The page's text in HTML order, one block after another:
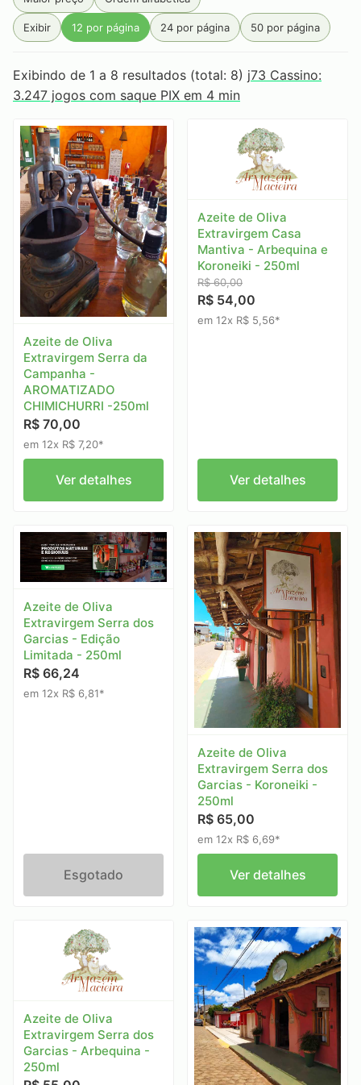
Primeira Estrada Produtos Goa Rainbow RAW
Rocca Sabarabuçu Santa Rosa Seival
Serra da Campanha Serra Do Condado
Serra Do Papagaio Serra dos Garcias
Tabaquito Terras de Aiuru Unique
Vale do Jacu Zélia
Exibir 12 por página 24 por página 50 por página
Exibindo de 1 a 8 resultados (total: 8) j73 Cassino:
3.247 jogos com saque PIX em 4 min
Azeite de Oliva
Extravirgem Serra da
Campanha -
AROMATIZADO
CHIMICHURRI -250ml
R$ 70,00
em 12x R$ 7,20*
Ver detalhes
Azeite de Oliva
Extravirgem Casa
Mantiva - Arbequina e
Koroneiki - 250ml
R$ 60,00
R$ 54,00
em 12x R$ 5,56*
Ver detalhes
Azeite de Oliva
Extravirgem Serra dos
Garcias - Edição
Limitada - 250ml
R$ 66,24
em 12x R$ 6,81*
Esgotado
Azeite de Oliva
Extravirgem Serra dos
Garcias - Koroneiki -
250ml
R$ 65,00
em 12x R$ 6,69*
Ver detalhes
Azeite de Oliva
Extravirgem Serra dos
Garcias - Arbequina -
250ml